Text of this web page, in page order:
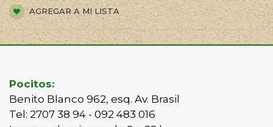
AGREGAR A MI LISTA
Pocitos:
Benito Blanco 962, esq. Av. Brasil
Tel: 2707 38 94 - 092 483 016